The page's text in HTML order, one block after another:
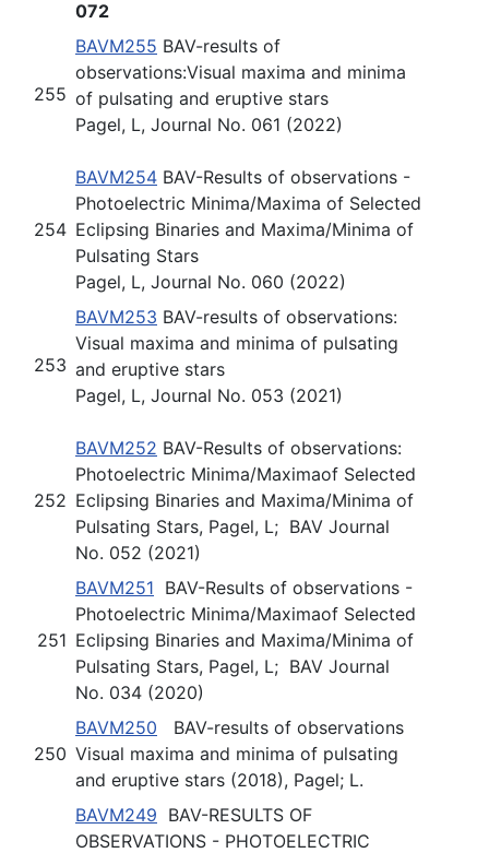
072
255
BAVM255 BAV-results of
observations:Visual maxima and minima
of pulsating and eruptive stars
Pagel, L, Journal No. 061 (2022)
254
BAVM254 BAV-Results of observations -
Photoelectric Minima/Maxima of Selected
Eclipsing Binaries and Maxima/Minima of
Pulsating Stars
Pagel, L, Journal No. 060 (2022)
253
BAVM253 BAV-results of observations:
Visual maxima and minima of pulsating
and eruptive stars
Pagel, L, Journal No. 053 (2021)
252
BAVM252 BAV-Results of observations:
Photoelectric Minima/Maximaof Selected
Eclipsing Binaries and Maxima/Minima of
Pulsating Stars, Pagel, L; BAV Journal
No. 052 (2021)
251
BAVM251 BAV-Results of observations -
Photoelectric Minima/Maximaof Selected
Eclipsing Binaries and Maxima/Minima of
Pulsating Stars, Pagel, L; BAV Journal
No. 034 (2020)
250
BAVM250 BAV-results of observations
Visual maxima and minima of pulsating
and eruptive stars (2018), Pagel; L.
BAVM249 BAV-RESULTS OF
OBSERVATIONS - PHOTOELECTRIC